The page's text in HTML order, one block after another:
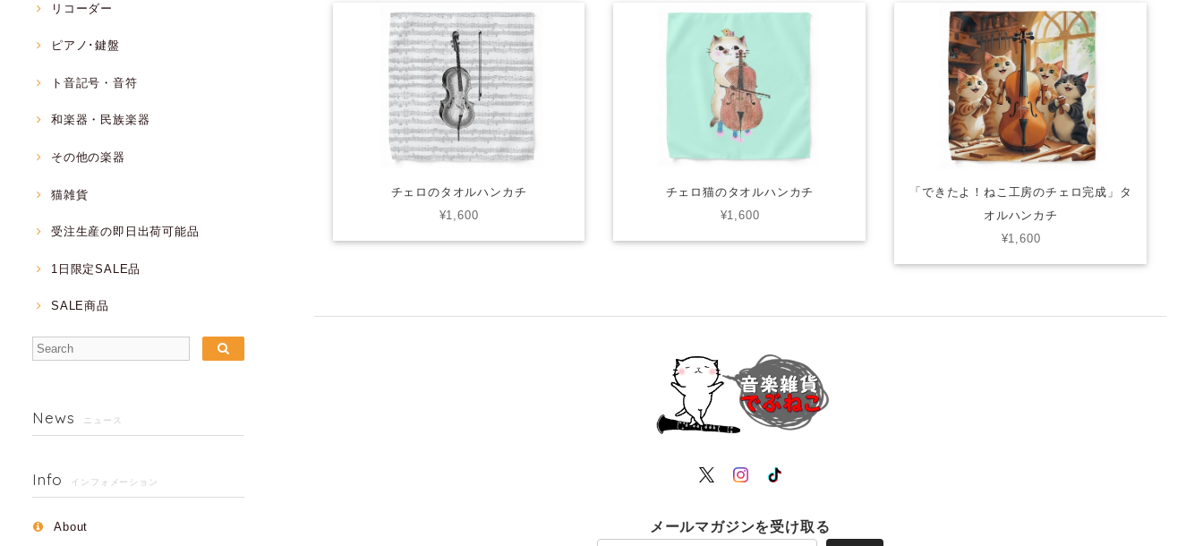
リコーダー
ピアノ･鍵盤
ト音記号・音符
和楽器・民族楽器
その他の楽器
猫雑貨
受注生産の即日出荷可能品
1日限定SALE品
SALE商品
News ニュース
Info インフォメーション
About
チェロのタオルハンカチ
¥1,600
チェロ猫のタオルハンカチ
¥1,600
「できたよ！ねこ工房のチェロ完成」タ
オルハンカチ
¥1,600
メールマガジンを受け取る